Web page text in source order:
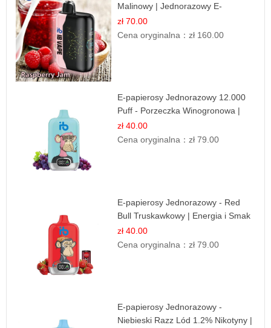
Malinowy | Jednorazowy E-
papieros
zł 70.00
Cena oryginalna：zł 160.00
E-papierosy Jednorazowy 12.000
Puff - Porzeczka Winogronowa |
Owocowa Moc
zł 40.00
Cena oryginalna：zł 79.00
E-papierosy Jednorazowy - Red
Bull Truskawkowy | Energia i Smak
zł 40.00
Cena oryginalna：zł 79.00
E-papierosy Jednorazowy -
Niebieski Razz Lód 1.2% Nikotyny |